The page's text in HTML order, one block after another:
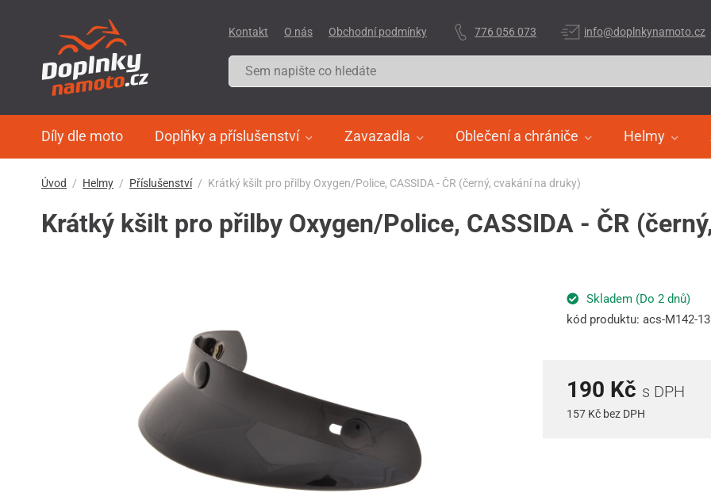
Díly dle moto Doplňky a příslušenství Zavazadla Oblečení a chrániče Helmy
Kontakt O nás Obchodní podmínky 776 056 073 info@doplnkynamoto.cz
Úvod Helmy Příslušenství Krátký kšilt pro přilby Oxygen/Police, CASSIDA - ČR (černý, cvakání na druky)
Krátký kšilt pro přilby Oxygen/Police, CASSIDA - ČR
Skladem (Do 2 dnů)
kód produktu: acs-M142-
190 Kč s DPH
157 Kč bez DPH